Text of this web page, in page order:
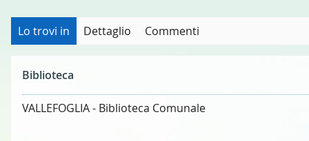
Lo trovi in Dettaglio Commenti
Biblioteca
VALLEFOGLIA - Biblioteca Comunale